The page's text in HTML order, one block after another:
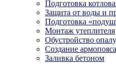
Подготовка
Защита от воды и
Подготовка
Монтаж утеплителя
Обустройство
Создание
Заливка бетоном